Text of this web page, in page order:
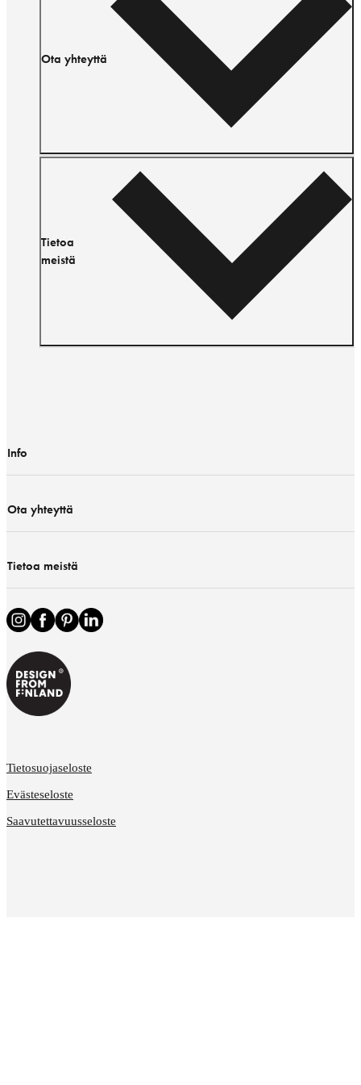
Ota yhteyttä
Tietoa
meistä
Info
Ota yhteyttä
Tietoa meistä
Tietosuojaseloste
Evästeseloste
Saavutettavuusseloste